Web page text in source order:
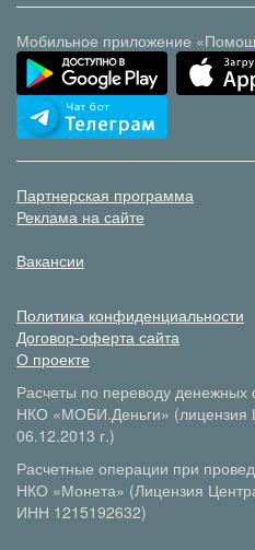
Мобильное приложение
Партнерская программа
Реклама на сайте
Вакансии
Политика конфиденциальности
Договор-оферта сайта
О проекте
Расчеты по переводу
НКО «МОБИ.Деньги»
06.12.2013 г.)
Расчетные операции при
НКО «Монета» (Лицензия
ИНН 1215192632)